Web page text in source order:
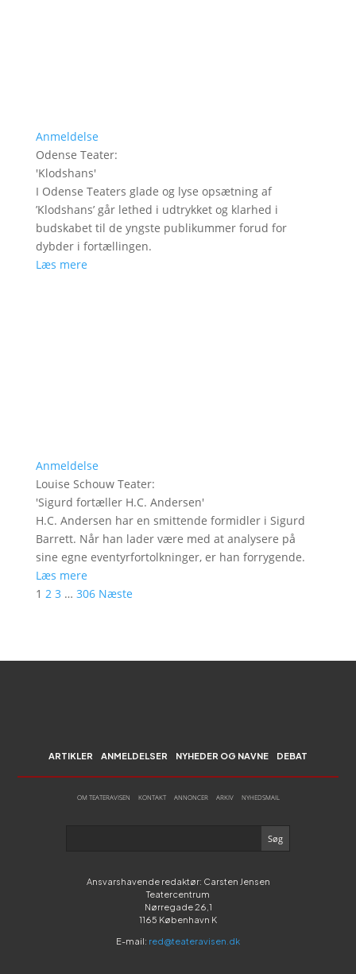
Anmeldelse
Odense Teater:
'Klodshans'
I Odense Teaters glade og lyse opsætning af
’Klodshans’ går lethed i udtrykket og klarhed i
budskabet til de yngste publikummer forud for
dybder i fortællingen.
Læs mere
Anmeldelse
Louise Schouw Teater:
'Sigurd fortæller H.C. Andersen'
H.C. Andersen har en smittende formidler i Sigurd
Barrett. Når han lader være med at analysere på
sine egne eventyrfortolkninger, er han forrygende.
Læs mere
1 2 3 … 306 Næste
ARTIKLER ANMELDELSER NYHEDER OG NAVNE DEBAT
OM TEATERAVISEN KONTAKT ANNONCER ARKIV NYHEDSMAIL
Ansvarshavende redaktør: Carsten Jensen
Teatercentrum
Nørregade 26,1
1165 København K
E-mail: red@teateravisen.dk